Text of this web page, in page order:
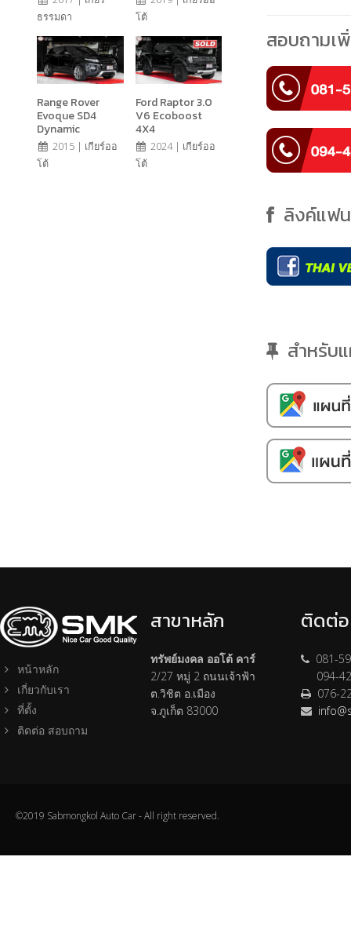
ธรรมดา
โต้
Range Rover
Evoque SD4
Dynamic
2015 | เกียร์ออ
โต้
Ford Raptor 3.0
V6 Ecoboost
4X4
2024 | เกียร์ออ
โต้
สอบถามเ
ลิงค์แฟ
สำหรับ
หน้าหลัก
เกี่ยวกับเรา
ที่ตั้ง
ติดต่อ สอบถาม
สาขาหลัก
ทรัพย์มงคล ออโต้ คาร์
2/27 หมู่ 2 ถนนเจ้าฟ้า
ต.วิชิต อ.เมือง
จ.ภูเก็ต 83000
ติดต่
081-
094-
076-
©2019 Sabmongkol Auto Car - All right reserved.